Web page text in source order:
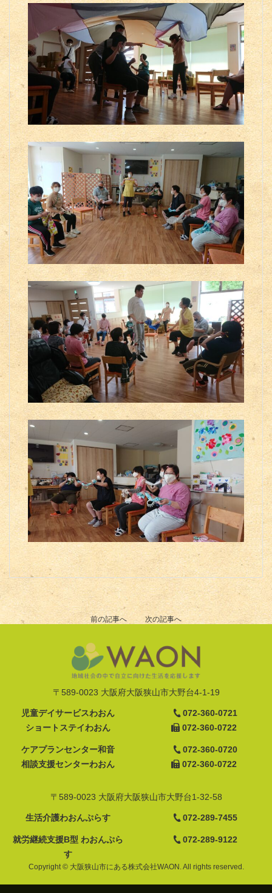
前の記事へ 次の記事へ
〒589-0023 大阪府大阪狭山市大野台4-1-19
児童デイサービスわおん
ショートステイわおん
ケアプランセンター和音
相談支援センターわおん
072-360-0721
072-360-0722
072-360-0720
072-360-0722
〒589-0023 大阪府大阪狭山市大野台1-32-58
生活介護わおんぷらす
就労継続支援B型 わおんぷら
す
072-289-7455
072-289-9122
Copyright © 大阪狭山市にある株式会社WAON. All rights reserved.